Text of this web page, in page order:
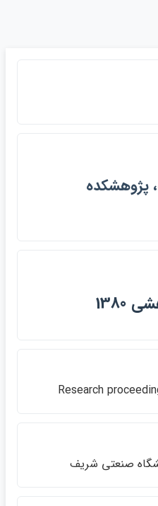
پژوهشكده
صنعتي شريف